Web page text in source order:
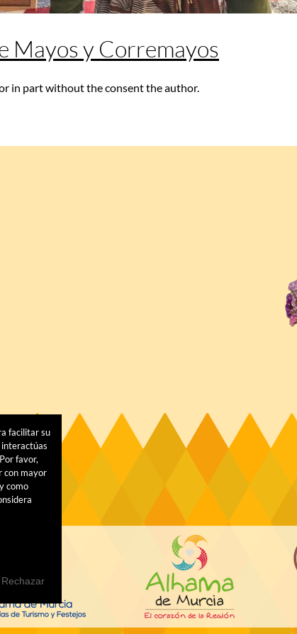
Mayos y Corremayos
in part without the consent the author.
facilitar su
interactúas
favor,
con mayor
como
Rechazar